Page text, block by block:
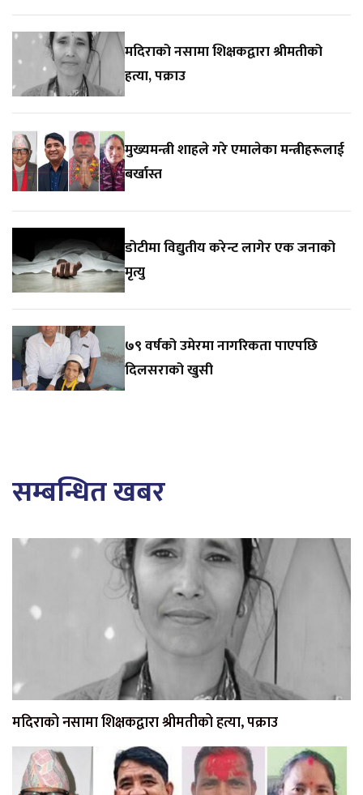
मदिराको नसामा शिक्षकद्वारा श्रीमतीको
हत्या, पक्राउ
मुख्यमन्त्री शाहले गरे एमालेका मन्त्रीहरूलाई
बर्खास्त
डोटीमा विद्युतीय करेन्ट लागेर एक जनाको
मृत्यु
७९ वर्षको उमेरमा नागरिकता पाएपछि
दिलसराको खुसी
सम्बन्धित खबर
मदिराको नसामा शिक्षकद्वारा श्रीमतीको हत्या, पक्राउ